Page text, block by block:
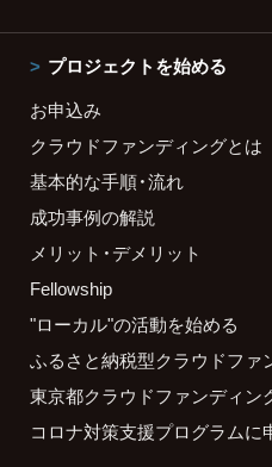
プロジェクトを始める
お申込み
クラウドファンディングとは
基本的な手順・流れ
成功事例の解説
メリット・デメリット
Fellowship
"ローカル"の活動を始める
ふるさと納税型クラウドファ
東京都クラウドファンディン
コロナ対策支援プログラムに